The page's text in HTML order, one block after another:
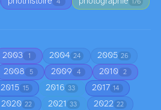
4 176
2003 1 2004 24 2005 26
2008 5 2009 4 2010 2
2015 15 2016 33 2017 14
2020 22 2021 33 2022 22